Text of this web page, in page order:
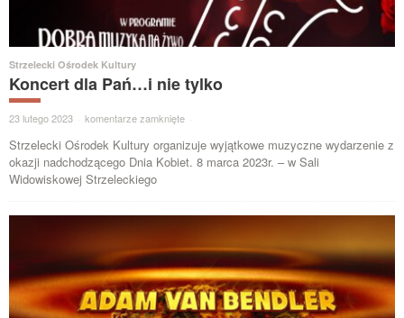
Strzelecki Ośrodek Kultury
Koncert dla Pań…i nie tylko
23 lutego 2023 · komentarze zamknięte ·
Strzelecki Ośrodek Kultury organizuje wyjątkowe muzyczne wydarzenie z
okazji nadchodzącego Dnia Kobiet. 8 marca 2023r. – w Sali
Widowiskowej Strzeleckiego